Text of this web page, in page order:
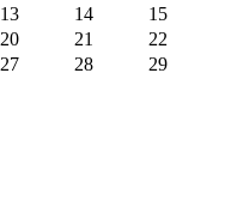
13 14
15
20 21
22
27 28
29